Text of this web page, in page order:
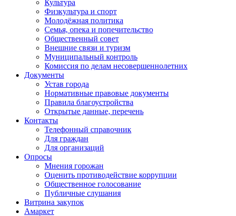
Культура
Физкультура и спорт
Молодёжная политика
Семья, опека и попечительство
Общественный совет
Внешние связи и туризм
Муниципальный контроль
Комиссия по делам несовершеннолетних
Документы
Устав города
Нормативные правовые документы
Правила благоустройства
Открытые данные, перечень
Контакты
Телефонный справочник
Для граждан
Для организаций
Опросы
Мнения горожан
Оценить противодействие коррупции
Общественное голосование
Публичные слушания
Витрина закупок
Амаркет